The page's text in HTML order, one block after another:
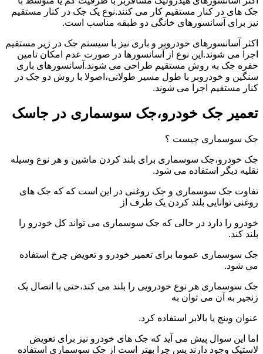
جک های در کنار مستقیم کار می کنند.نوع یک جک در کنار مستقیم
نیز برای آسانسورهای خانگی دو طبقه مناسب است.
اکثر آسانسورهای خودروبر و باری نیز با سیستم جک در زیر مستقیم
اجرا می شوند.این نوع از آسانسورها در صورت عدم امکان تامین
حفره جک به روش مستقیم طراحی می شوند.آسانسورهای باری
سنگین و خودروبر با طول مسیر طولانی،اصولا با روش دو جک در
کنار مستقیم اجرا می شوند.
تعمیر جک خودرو،جک سوسماری در جاسک
جک سوسماری چیست ؟
جک خودرو،جک سوسماری برای بلند کردن ماشین و هر نوع وسیله
نقلیه دیگر استفاده می شود.
تفاوت جک سوسماری و جک روغنی در این است که که جک های
روغنی توانایی بلند کردن یک طرف از
خودرو را دارد در حالی که جک سوسماری می تواند کل خودرو را
بلند کند.
جک سوسماری عموما برای تعمیر خودرو و تعویض چرخ استفاده
می شود.
جک سوسماری هر نوع خودرویی را بلند می کند،حتی با اتصال یک
زنجیر به آن می توان به
عنوان وینچ یا بالابر استفاده کرد.
اما این سوال پیش می آید که جک های خودرو نیز برای تعویض
لاستیک وجود دارند پس چرا بهتر است از جک سوسماری استفاده